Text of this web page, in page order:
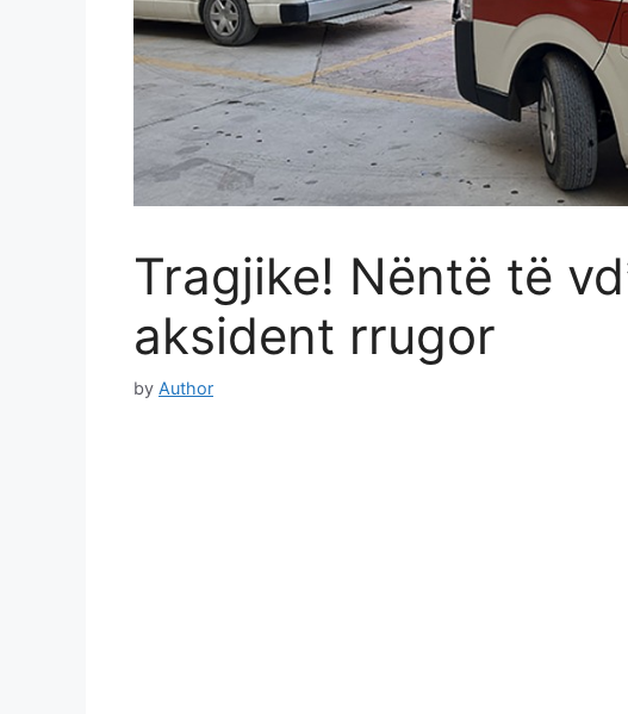
Tragjike! Nëntë të
aksident rrugor
by Author